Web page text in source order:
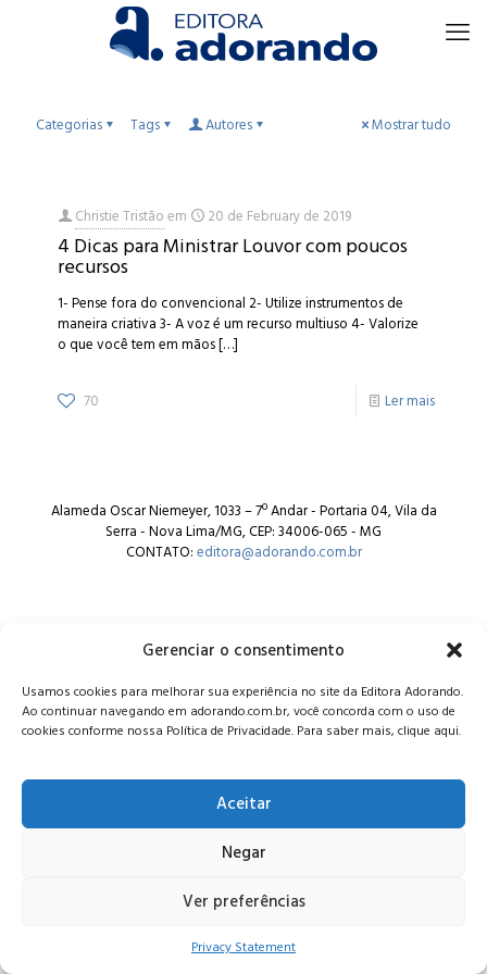
Gerenciar o consentimento
Usamos cookies para melhorar sua experiência no site da Editora Adorando.
Ao continuar navegando em adorando.com.br, você concorda com o uso de
cookies conforme nossa Política de Privacidade. Para saber mais, clique aqui.
Aceitar
Negar
Ver preferências
Privacy Statement
Categorias Tags Autores Mostrar tudo
Christie Tristãoem 20 de February de 2019
4 Dicas para Ministrar Louvor com poucos
recursos
1- Pense fora do convencional 2- Utilize instrumentos de
maneira criativa 3- A voz é um recurso multiuso 4- Valorize
o que você tem em mãos[…]
70 Ler mais
Alameda Oscar Niemeyer, 1033 – 7º Andar - Portaria 04, Vila da
Serra - Nova Lima/MG, CEP: 34006-065 - MG
CONTATO:editora@adorando.com.br
© Editora Adorando 2026. Todos os direitos reservados.
Consulte nossapolítica de privacidade.